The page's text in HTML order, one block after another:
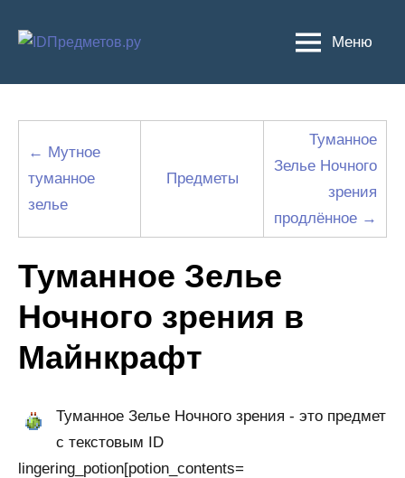
Меню
← Мутное
туманное
зелье
Предметы
Туманное
Зелье Ночного
зрения
продлённое →
Туманное Зелье
Ночного зрения в
Майнкрафт
Туманное Зелье Ночного зрения - это предмет
с текстовым ID
lingering_potion[potion_contents=